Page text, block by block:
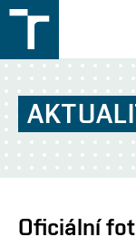
v
Brně
Oficiální